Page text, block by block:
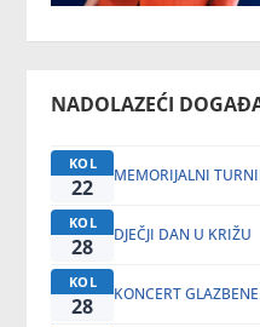
NADOLAZEĆI
KOL
22 MEMORIJALNI
KOL
28 DJEČJI DAN U KRIŽU
KOL
28 KONCERT